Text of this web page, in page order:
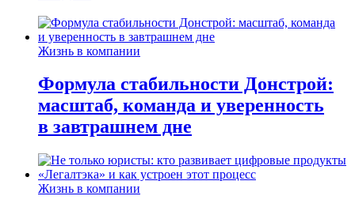
Жизнь в компании
Формула стабильности Донстрой:
масштаб, команда и уверенность
в завтрашнем дне
Жизнь в компании